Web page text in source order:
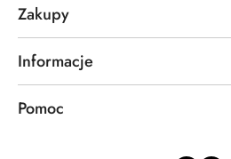
Zakupy
Informacje
Pomoc